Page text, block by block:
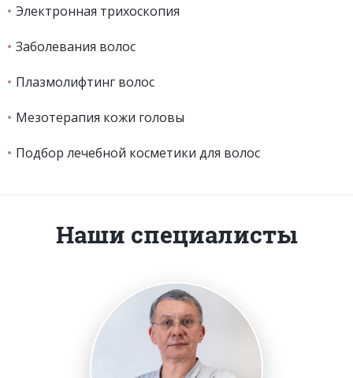
Электронная трихоскопия
Заболевания волос
Плазмолифтинг волос
Мезотерапия кожи головы
Подбор лечебной косметики для волос
Наши специалисты